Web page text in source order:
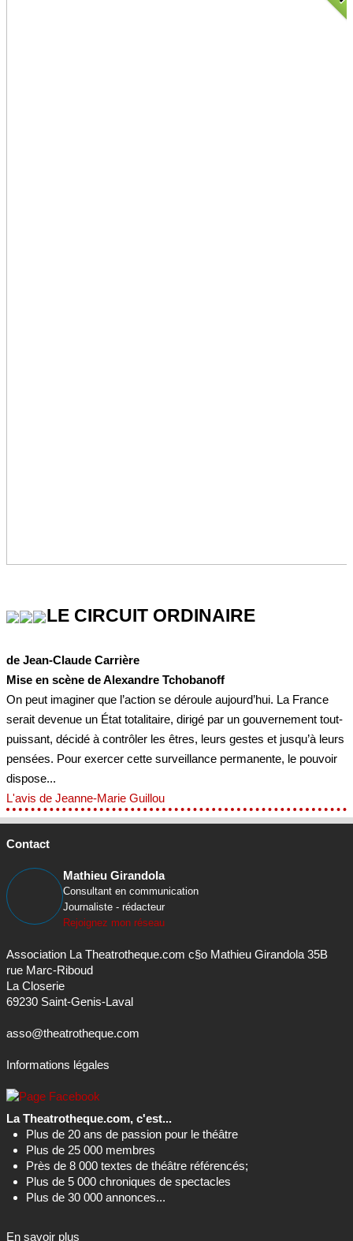
LE CIRCUIT ORDINAIRE
de Jean-Claude Carrière
Mise en scène de Alexandre Tchobanoff
On peut imaginer que l’action se déroule aujourd’hui. La France
serait devenue un État totalitaire, dirigé par un gouvernement tout-
puissant, décidé à contrôler les êtres, leurs gestes et jusqu’à leurs
pensées. Pour exercer cette surveillance permanente, le pouvoir
dispose...
L'avis de Jeanne-Marie Guillou
Contact
Mathieu Girandola
Consultant en communication
Journaliste - rédacteur
Rejoignez mon réseau
Association La Theatrotheque.com c§o Mathieu Girandola 35B
rue Marc-Riboud
La Closerie
69230 Saint-Genis-Laval
asso@theatrotheque.com
Informations légales
La Theatrotheque.com, c'est...
Plus de 20 ans de passion pour le théâtre
Plus de 25 000 membres
Près de 8 000 textes de théâtre référencés;
Plus de 5 000 chroniques de spectacles
Plus de 30 000 annonces...
En savoir plus